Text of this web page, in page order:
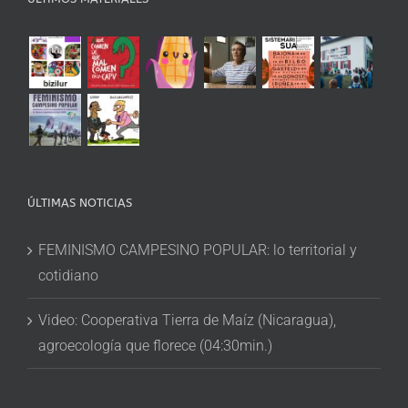
ÚLTIMAS NOTICIAS
FEMINISMO CAMPESINO POPULAR: lo territorial y
cotidiano
Video: Cooperativa Tierra de Maíz (Nicaragua),
agroecología que florece (04:30min.)